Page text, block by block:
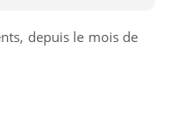
depuis le mois de